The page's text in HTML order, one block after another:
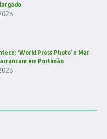
‘World Press Photo’ e Mar
em Portimão